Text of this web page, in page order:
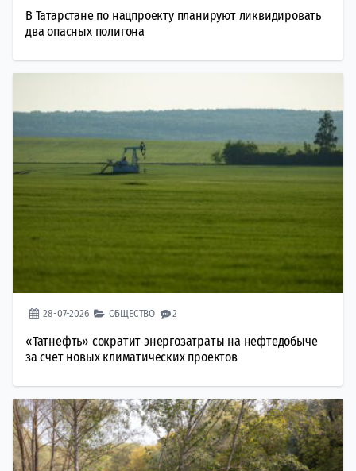
В Татарстане по нацпроекту планируют ликвидировать
два опасных полигона
28-07-2026 ОБЩЕСТВО 2
«Татнефть» сократит энергозатраты на нефтедобыче
за счет новых климатических проектов